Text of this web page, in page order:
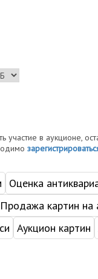
участие в аукционе,
Оценка
Продажа картин на
Аукцион картин